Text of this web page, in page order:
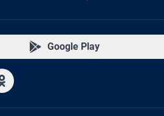
Google Play